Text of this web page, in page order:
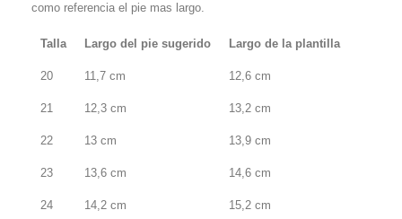
como referencia el pie mas largo.
Talla Largo del pie sugerido Largo de la plantilla
20 11,7 cm 12,6 cm
21 12,3 cm 13,2 cm
22 13 cm 13,9 cm
23 13,6 cm 14,6 cm
24 14,2 cm 15,2 cm